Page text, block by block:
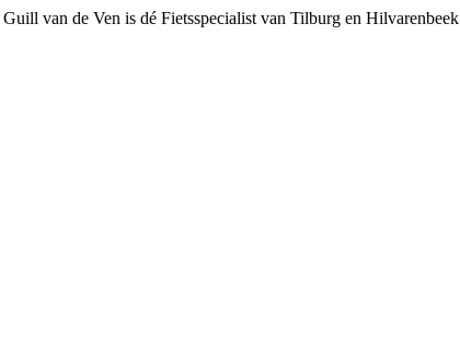
Guill van de Ven is dé Fietsspecialist van Tilburg en Hilvarenbeek